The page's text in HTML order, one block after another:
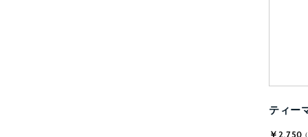
ティー
￥2,750